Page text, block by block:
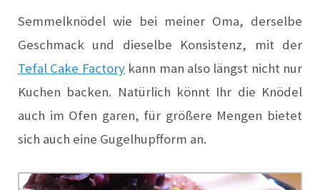
Semmelknödel wie bei meiner Oma, derselbe
Geschmack und dieselbe Konsistenz, mit der
Tefal Cake Factorykann man also längst nicht nur
Kuchen backen. Natürlich könnt Ihr die Knödel
auch im Ofen garen, für größere Mengen bietet
sich auch eine Gugelhupfform an.